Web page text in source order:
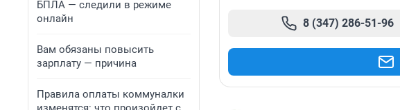
БПЛА — следили в режиме
онлайн
Вам обязаны повысить
зарплату — причина
Правила оплаты коммуналки
8 (347) 286-51-96